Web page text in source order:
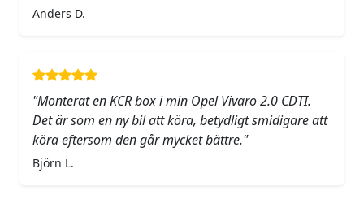
Anders D.
"Monterat en KCR box i min Opel Vivaro 2.0 CDTI.
Det är som en ny bil att köra, betydligt smidigare att
köra eftersom den går mycket bättre."
Björn L.